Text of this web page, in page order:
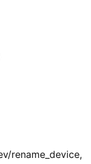
rename_device,